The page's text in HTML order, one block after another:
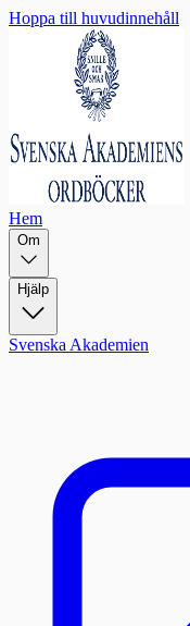
Hoppa till huvudinnehåll
Hem
Om
Hjälp
Svenska Akademien